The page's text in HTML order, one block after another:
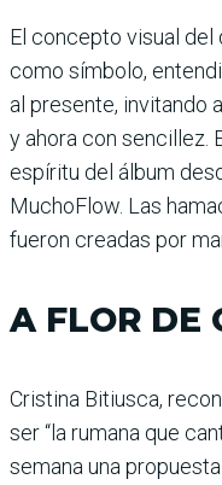
El concepto visual del
como símbolo,
al presente, invitando
y ahora con sencillez.
espíritu del álbum
MuchoFlow. Las
fueron creadas por
A FLOR DE
Cristina Bitiusca,
ser “la rumana que
semana una